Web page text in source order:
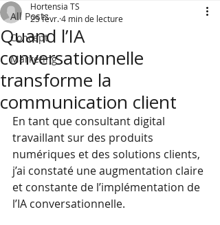
All Posts
Concept
Marketing
Quand l’IA
conversationnelle
transforme la
communication client
Hortensia TS
25 févr.4 min de lecture
En tant que consultant digital
travaillant sur des produits
numériques et des solutions clients,
j’ai constaté une augmentation claire
et constante de l’implémentation de
l’IA conversationnelle.